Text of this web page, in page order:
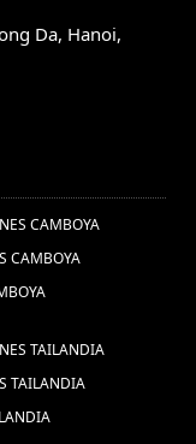
Da, Hanoi,
CAMBOYA
CAMBOYA
TAILANDIA
TAILANDIA